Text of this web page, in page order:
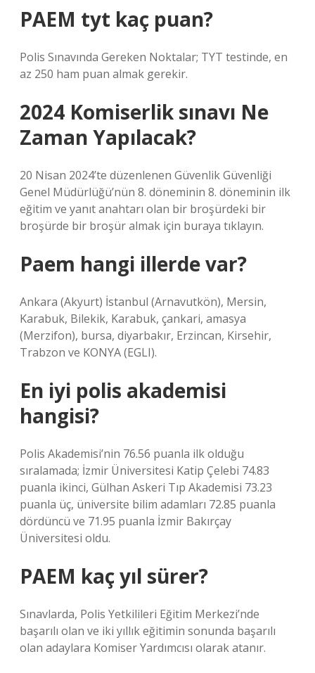
PAEM tyt kaç puan?
Polis Sınavında Gereken Noktalar; TYT testinde, en
az 250 ham puan almak gerekir.
2024 Komiserlik sınavı Ne
Zaman Yapılacak?
20 Nisan 2024’te düzenlenen Güvenlik Güvenliği
Genel Müdürlüğü’nün 8. döneminin 8. döneminin ilk
eğitim ve yanıt anahtarı olan bir broşürdeki bir
broşürde bir broşür almak için buraya tıklayın.
Paem hangi illerde var?
Ankara (Akyurt) İstanbul (Arnavutkön), Mersin,
Karabuk, Bilekik, Karabuk, çankari, amasya
(Merzifon), bursa, diyarbakır, Erzincan, Kirsehir,
Trabzon ve KONYA (EGLI).
En iyi polis akademisi
hangisi?
Polis Akademisi’nin 76.56 puanla ilk olduğu
sıralamada; İzmir Üniversitesi Katip Çelebi 74.83
puanla ikinci, Gülhan Askeri Tıp Akademisi 73.23
puanla üç, üniversite bilim adamları 72.85 puanla
dördüncü ve 71.95 puanla İzmir Bakırçay
Üniversitesi oldu.
PAEM kaç yıl sürer?
Sınavlarda, Polis Yetkilileri Eğitim Merkezi’nde
başarılı olan ve iki yıllık eğitimin sonunda başarılı
olan adaylara Komiser Yardımcısı olarak atanır.